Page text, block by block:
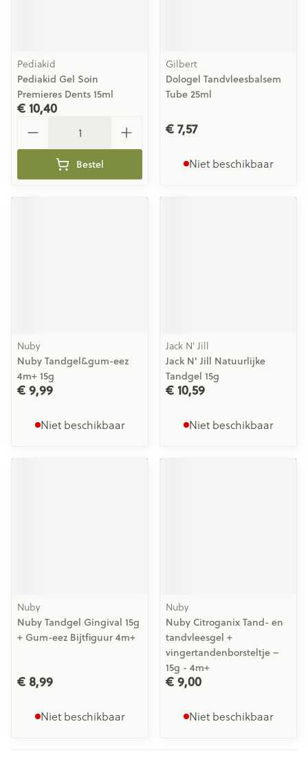
Pediakid
Pediakid Gel Soin
Premieres Dents 15ml
€ 10,40
Bestel
Gilbert
Dologel Tandvleesbalsem
Tube 25ml
€ 7,57
Niet beschikbaar
Nuby
Nuby Tandgel&gum-eez
4m+ 15g
€ 9,99
Niet beschikbaar
Jack N' Jill
Jack N' Jill Natuurlijke
Tandgel 15g
€ 10,59
Niet beschikbaar
Nuby
Nuby Tandgel Gingival 15g
+ Gum-eez Bijtfiguur 4m+
€ 8,99
Niet beschikbaar
Nuby
Nuby Citroganix Tand- en
tandvleesgel +
vingertandenborsteltje –
15g - 4m+
€ 9,00
Niet beschikbaar